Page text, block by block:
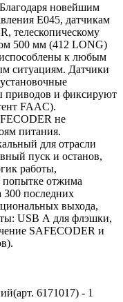
Благодаря новейшим
Е045, датчикам
телескопическому
500 мм (412 LONG)
к любым
ситуациям. Датчики
приводов и фиксируют
FAAC).
не
питания.
для отрасли
пуск и останов,
работы,
попытке отжима
300 последних
выхода,
USB А для флэшки,
SAFECODER и
6171017) - 1